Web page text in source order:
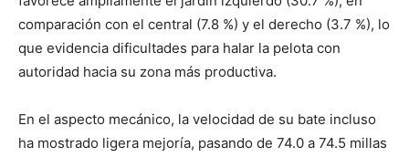
comparación con el central (7.8 %) y el derecho (3.7 %), lo
que evidencia dificultades para halar la pelota con
autoridad hacia su zona más productiva.
En el aspecto mecánico, la velocidad de su bate incluso
ha mostrado ligera mejoría, pasando de 74.0 a 74.5 millas